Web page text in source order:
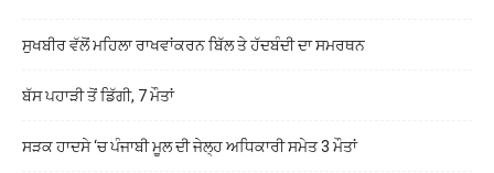
ਸੁਖਬੀਰ ਵੱਲੋਂ ਮਹਿਲਾ ਰਾਖਵਾਂਕਰਨ ਬਿੱਲ ਤੇ ਹੱਦਬੰਦੀ ਦਾ ਸਮਰਥਨ
ਬੱਸ ਪਹਾੜੀ ਤੋਂ ਡਿੱਗੀ, 7 ਮੌਤਾਂ
ਸੜਕ ਹਾਦਸੇ ‘ਚ ਪੰਜਾਬੀ ਮੂਲ ਦੀ ਜੇਲ੍ਹ ਅਧਿਕਾਰੀ ਸਮੇਤ 3 ਮੌਤਾਂ